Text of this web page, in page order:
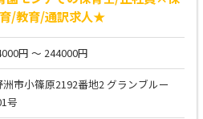
/教育/通訳求人★
円 ～ 244000円
市小篠原2192番地2 グランブルー
号